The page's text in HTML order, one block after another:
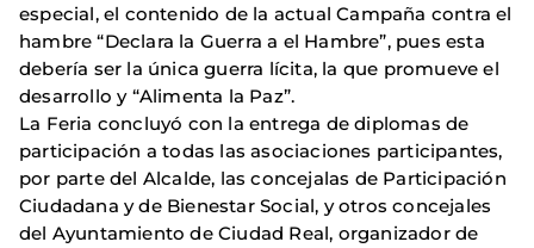
especial, el contenido de la actual Campaña contra el
hambre “Declara la Guerra a el Hambre”, pues esta
debería ser la única guerra lícita, la que promueve el
desarrollo y “Alimenta la Paz”.
La Feria concluyó con la entrega de diplomas de
participación a todas las asociaciones participantes,
por parte del Alcalde, las concejalas de Participación
Ciudadana y de Bienestar Social, y otros concejales
del Ayuntamiento de Ciudad Real, organizador de